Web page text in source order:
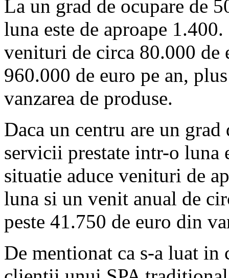
La un grad de ocupare de
luna este de aproape
venituri de circa 80.000 de
960.000 de euro pe an,
vanzarea de produse.
Daca un centru are un
servicii prestate intr-o luna
situatie aduce venituri de
luna si un venit anual de
peste 41.750 de euro din
De mentionat ca s-a luat